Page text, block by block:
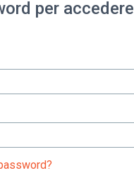
per accedere